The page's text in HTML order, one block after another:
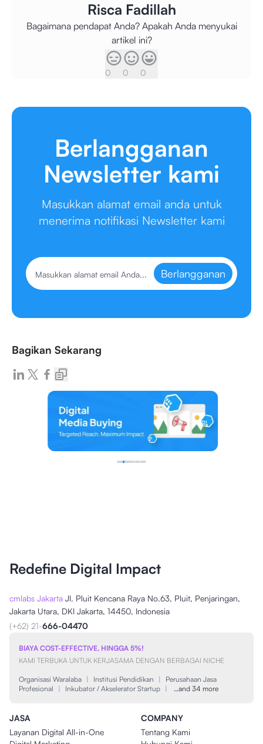
Risca Fadillah
Bagaimana pendapat Anda? Apakah Anda menyukai
artikel ini?
0 0 0
Berlangganan
Newsletter kami
Masukkan alamat email anda untuk
menerima notifikasi Newsletter kami
Berlangganan
Bagikan Sekarang
Redefine Digital Impact
cmlabs Jakarta Jl. Pluit Kencana Raya No.63, Pluit, Penjaringan,
Jakarta Utara, DKI Jakarta, 14450, Indonesia
(+62) 21-666-04470
BIAYA COST-EFFECTIVE, HINGGA 5%!
KAMI TERBUKA UNTUK KERJASAMA DENGAN BERBAGAI NICHE
Organisasi Waralaba | Institusi Pendidikan |
Perusahaan Jasa
Profesional
| Inkubator / Akselerator Startup | …and 34 more
JASA
Layanan Digital All-in-One
COMPANY
Tentang Kami